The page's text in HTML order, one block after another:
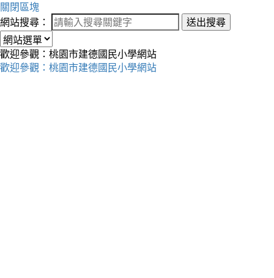
關閉區塊
網站搜尋：
送出搜尋
歡迎參觀：桃園市建德國民小學網站
歡迎參觀：桃園市建德國民小學網站